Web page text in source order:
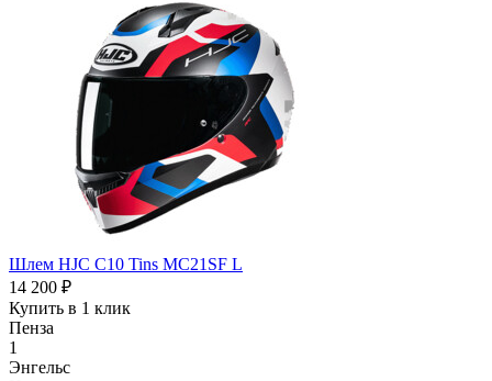
Шлем HJC C10 Tins MC21SF L
14 200 ₽
Купить в 1 клик
Пенза
1
Энгельс